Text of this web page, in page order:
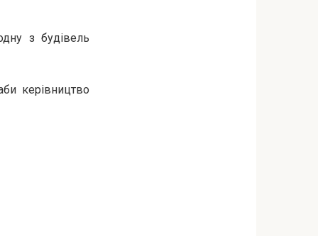
з будівель
керівництво